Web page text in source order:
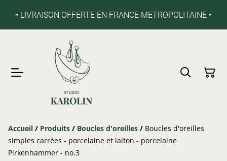
▫️ LIVRAISON OFFERTE EN FRANCE METROPOLITAINE ▫️
Accueil / Produits / Boucles d'oreilles / Boucles d'oreilles
simples carrées - porcelaine et laiton - porcelaine
Pirkenhammer - no.3